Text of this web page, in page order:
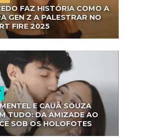
FAZ HISTÓRIA COMO A
GEN Z A PALESTRAR NO
FIRE 2025
E CAUÃ SOUZA
TUDO: DA AMIZADE AO
SOB OS HOLOFOTES